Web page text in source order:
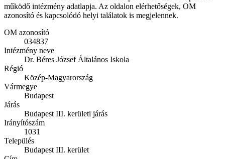
működő intézmény adatlapja. Az oldalon elérhetőségek, OM
azonosító és kapcsolódó helyi találatok is megjelennek.
OM azonosító
034837
Intézmény neve
Dr. Béres József Általános Iskola
Régió
Közép-Magyarország
Vármegye
Budapest
Járás
Budapest III. kerületi járás
Irányítószám
1031
Település
Budapest III. kerület